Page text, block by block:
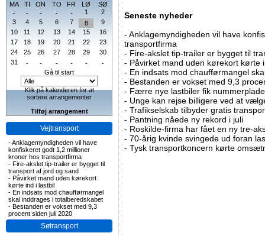
MA
TI ON TO FR LØ
SØ
-
- - - - 1
2
3
4 5 6 7 8
9
10
11 12 13 14 15
16
17
18 19 20 21 22
23
24
25 26 27 28 29
30
31
- - - - -
-
Gå til start
Klik på kalenderen for at
sortere arrangementer
Tilføj arrangement
Vejtransport
-Anklagemyndigheden vil have
konfiskeret godt 1,2 millioner
kroner hos transportfirma
- Fire-akslet tip-trailer er bygget til
transport af jord og sand
- Påvirket mand uden kørekort
kørte ind i lastbil
- En indsats mod chaufførmangel
skal inddrages i totalberedskabet
- Bestanden er vokset med 9,3
procent siden juli 2020
Søtransport
Seneste nyheder
- Anklagemyndigheden vil have
transportfirma
- Fire-akslet tip-trailer er bygget til
- Påvirket mand uden kørekort kørte
- En indsats mod chaufførmangel
- Bestanden er vokset med 9,3
- Færre nye lastbiler fik
- Unge kan rejse billigere ved at
- Trafikselskab tilbyder gratis
- Pantning nåede ny rekord i juli
- Roskilde-firma har fået en ny tre-
- 70-årig kvinde svingede ud foran
- Tysk transportkoncern kørte